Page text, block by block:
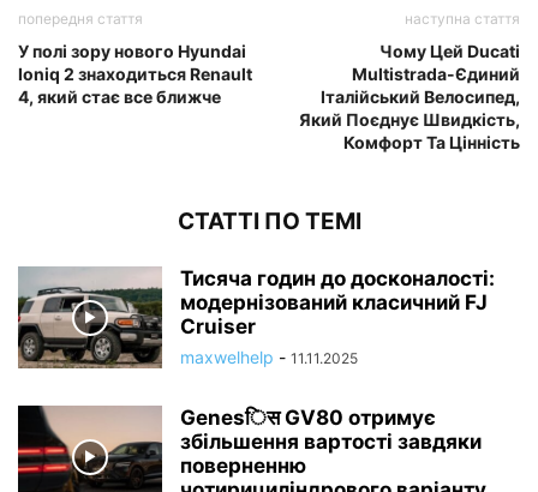
попередня стаття
У полі зору нового Hyundai
Ioniq 2 знаходиться Renault
4, який стає все ближче
наступна стаття
Чому Цей Ducati
Multistrada-Єдиний
Італійський Велосипед,
Який Поєднує Швидкість,
Комфорт Та Цінність
СТАТТІ ПО ТЕМІ
Тисяча годин до досконалості:
модернізований класичний FJ
Cruiser
maxwelhelp - 11.11.2025
Genesिस GV80 отримує
збільшення вартості завдяки
поверненню